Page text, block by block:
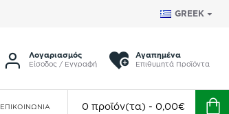
GREEK
Λογαριασμός
Είσοδος / Εγγραφή
Αγαπημένα
Επιθυμητά Προϊόντα
ΕΠΙΚΟΙΝΩΝΊΑ 0 προϊόν(τα) - 0,00€